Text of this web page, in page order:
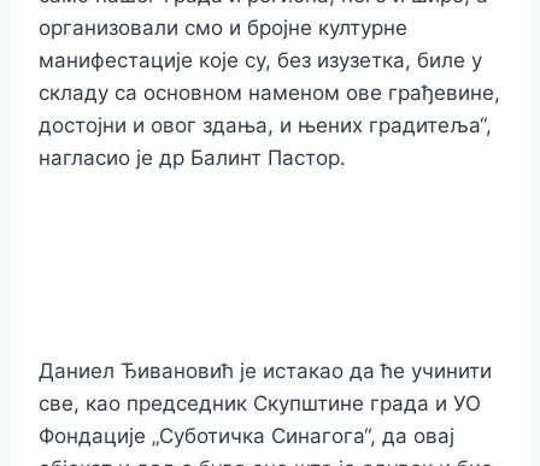
организовали смо и бројне културне
манифестације које су, без изузетка, биле у
складу са основном наменом ове грађевине,
достојни и овог здања, и њених градитеља“,
нагласио је др Балинт Пастор.
Даниел Ђивановић је истакао да ће учинити
све, као председник Скупштине града и УО
Фондације „Суботичка Синагога“, да овај